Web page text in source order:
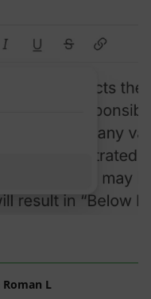
Roman L